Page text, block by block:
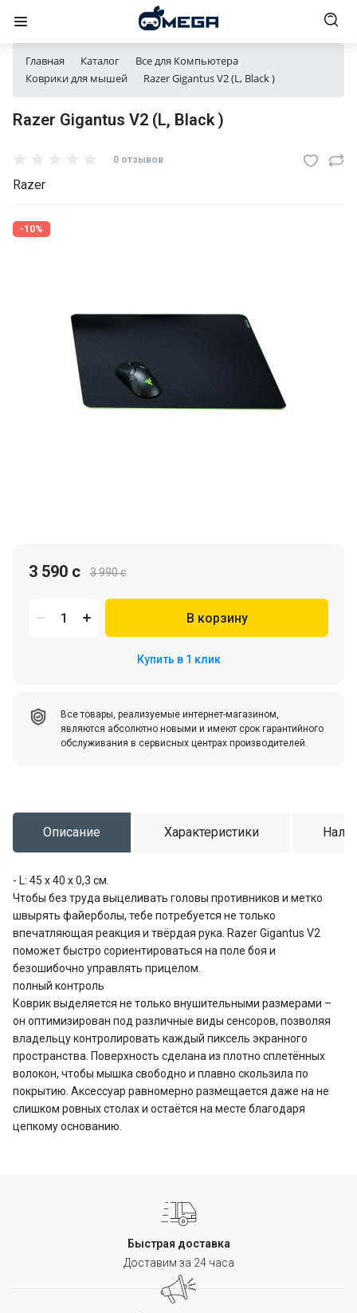
Главная Каталог
Все для Компьютера
Коврики для мышей
Razer Gigantus V2 (L, Black )
Razer Gigantus V2 (L, Black )
0 отзывов
Razer
-10%
3 990 c
3 590 c
В корзину
Купить в 1 клик
Все товары, реализуемые интернет-магазином,
являются абсолютно новыми и имеют срок гарантийного
обслуживания в сервисных центрах производителей.
Описание Характеристики
- L: 45 х 40 х 0,3 см.
Чтобы без труда выцеливать головы противников и метко
швырять файерболы, тебе потребуется не только
впечатляющая реакция и твёрдая рука. Razer Gigantus V2
поможет быстро сориентироваться на поле боя и
безошибочно управлять прицелом.
полный контроль
Коврик выделяется не только внушительными размерами –
он оптимизирован под различные виды сенсоров, позволяя
владельцу контролировать каждый пиксель экранного
пространства. Поверхность сделана из плотно сплетённых
волокон, чтобы мышка свободно и плавно скользила по
покрытию. Аксессуар равномерно размещается даже на не
слишком ровных столах и остаётся на месте благодаря
цепкому основанию.
Быстрая доставка
Доставим за 24 часа